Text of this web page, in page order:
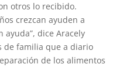
otros lo recibido.
crezcan ayuden a
ayuda”, dice Aracely
de familia que a diario
de los alimentos